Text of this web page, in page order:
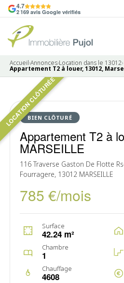
4.7
2 169 avis Google vérifiés
Accueil›Annonces›Location dans le 13012›
Appartement T2 à louer, 13012,
LOCATION CLÔTURÉE
BIEN CLÔTURÉ
Appartement T2 à
MARSEILLE
116 Traverse Gaston De Flotte
Fourragere, 13012 MARSEILLE
785 €/mois
Surface
42.24 m²
Chambre
1
Chauffage
4608
LOUÉ